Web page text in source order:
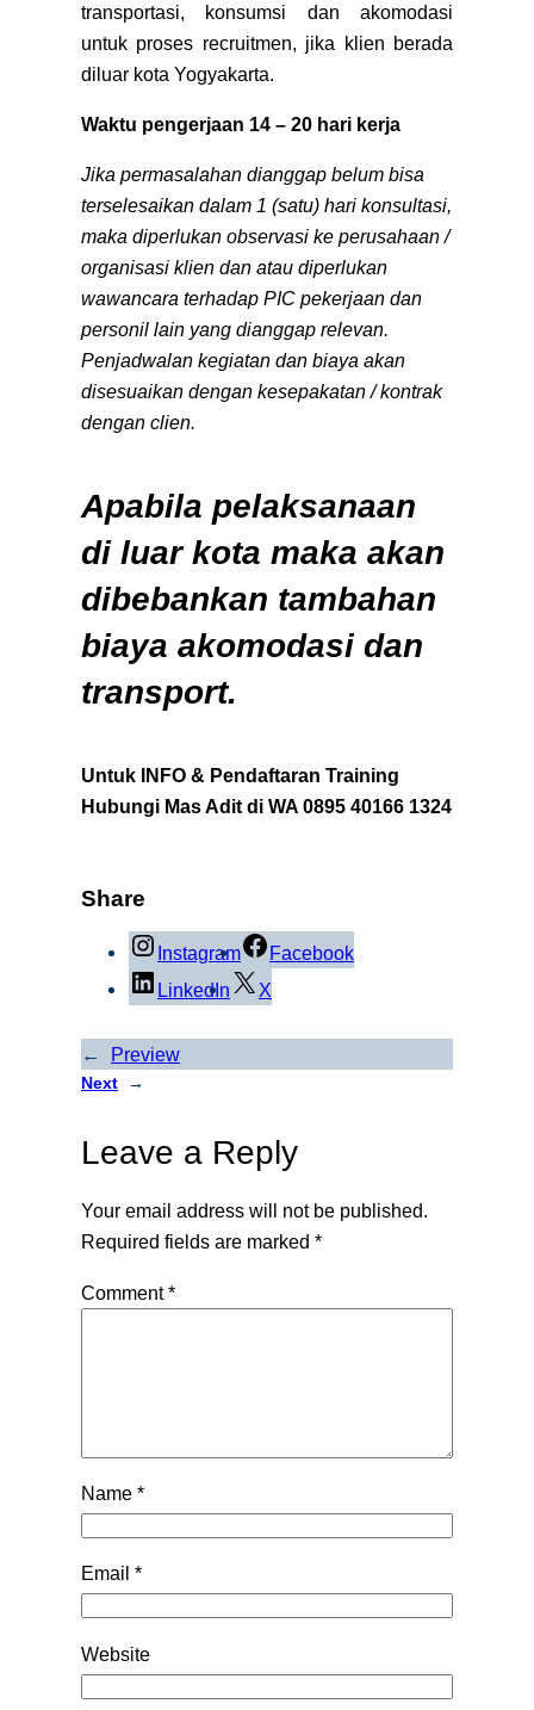
transportasi, konsumsi dan akomodasi
untuk proses recruitmen, jika klien berada
diluar kota Yogyakarta.
Waktu pengerjaan 14 – 20 hari kerja
Jika permasalahan dianggap belum bisa
terselesaikan dalam 1 (satu) hari konsultasi,
maka diperlukan observasi ke perusahaan /
organisasi klien dan atau diperlukan
wawancara terhadap PIC pekerjaan dan
personil lain yang dianggap relevan.
Penjadwalan kegiatan dan biaya akan
disesuaikan dengan kesepakatan / kontrak
dengan clien.
Apabila pelaksanaan
di luar kota maka akan
dibebankan tambahan
biaya akomodasi dan
transport.
Untuk INFO & Pendaftaran Training
Hubungi Mas Adit di WA 0895 40166 1324
Share
Instagram
Facebook
LinkedIn
X
← Preview
Next →
Leave a Reply
Your email address will not be published.
Required fields are marked *
Comment*
Name *
Email *
Website